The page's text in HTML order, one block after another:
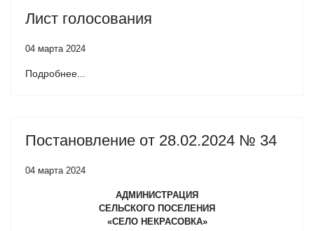
Лист голосования
04 марта 2024
Подробнее...
Постановление от 28.02.2024 № 34
04 марта 2024
АДМИНИСТРАЦИЯ
СЕЛЬСКОГО ПОСЕЛЕНИЯ
«СЕЛО НЕКРАСОВКА»